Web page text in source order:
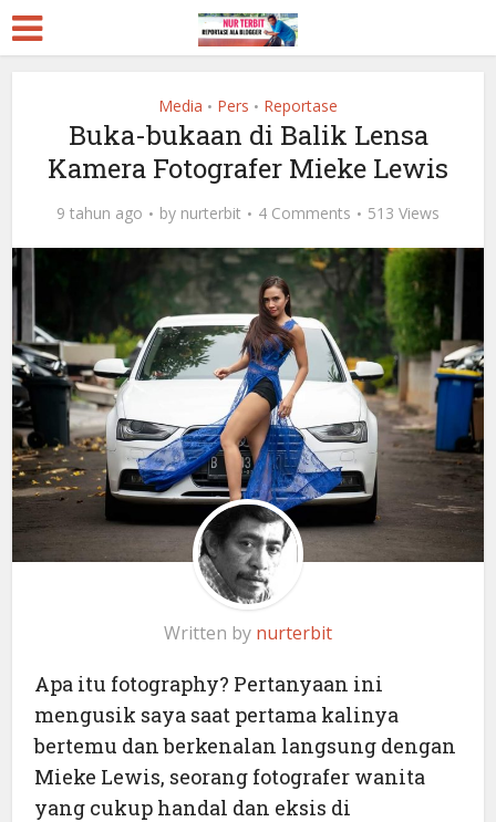
Media • Pers • Reportase
Buka-bukaan di Balik Lensa
Kamera Fotografer Mieke Lewis
9 tahun ago by nurterbit 4 Comments 513 Views
Written by nurterbit
Apa itu fotography? Pertanyaan ini
mengusik saya saat pertama kalinya
bertemu dan berkenalan langsung dengan
Mieke Lewis, seorang fotografer wanita
yang cukup handal dan eksis di